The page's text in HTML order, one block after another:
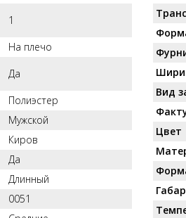
1
На плечо
Да
Полиэстер
Мужской
Киров
Да
Длинный
0051
Вид
Цвет